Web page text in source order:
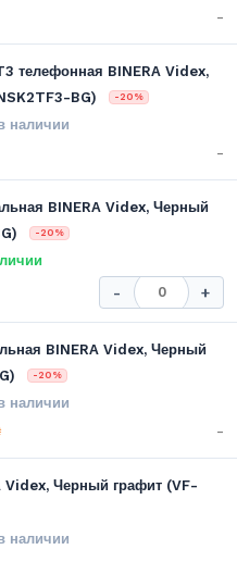
-
телефонная BINERA Videx,
BG)
-20%
наличии
-
BINERA Videx, Черный
-20%
- +
BINERA Videx, Черный
-20%
наличии
-
Videx, Черный графит (VF-
наличии